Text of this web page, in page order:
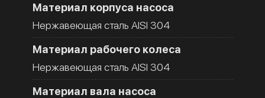
Материал корпуса насоса
Нержавеющая сталь AISI 304
Материал рабочего колеса
Нержавеющая сталь AISI 304
Материал вала насоса